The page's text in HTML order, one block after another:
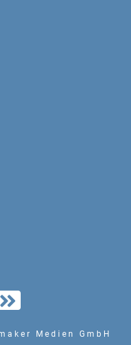
Medien GmbH